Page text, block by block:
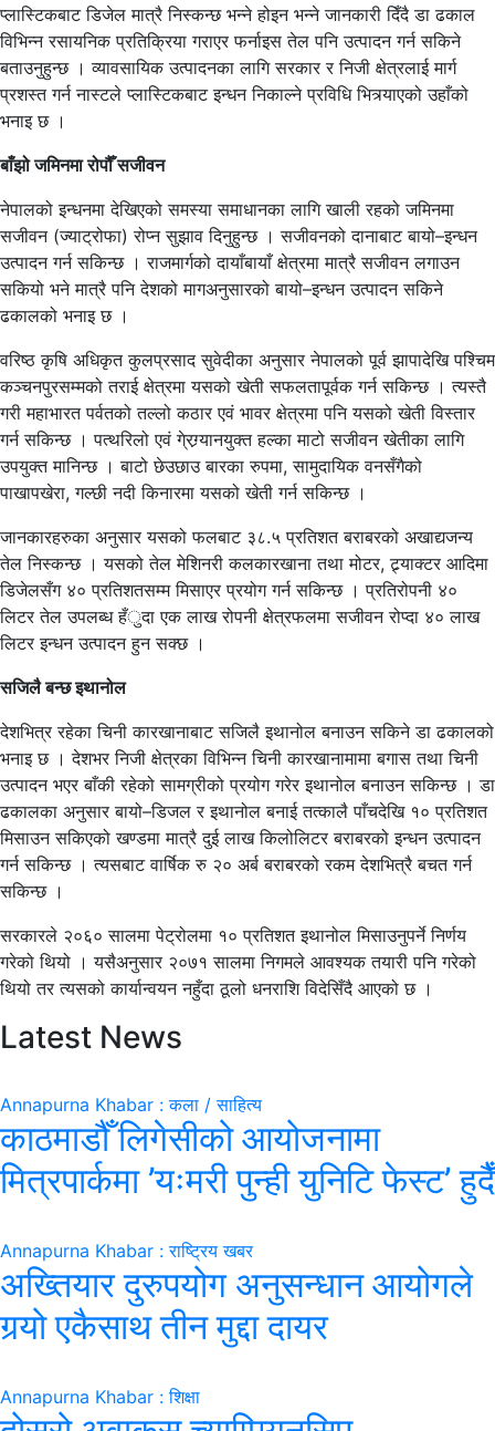
प्लास्टिकबाट डिजेल मात्रै निस्कन्छ भन्ने होइन भन्ने जानकारी दिँदै डा ढकाल
विभिन्न रसायनिक प्रतिक्रिया गराएर फर्नाइस तेल पनि उत्पादन गर्न सकिने
बताउनुहुन्छ । व्यावसायिक उत्पादनका लागि सरकार र निजी क्षेत्रलाई मार्ग
प्रशस्त गर्न नास्टले प्लास्टिकबाट इन्धन निकाल्ने प्रविधि भित्र्याएको उहाँको
भनाइ छ ।
बाँझो जमिनमा रोपौँ सजीवन
नेपालको इन्धनमा देखिएको समस्या समाधानका लागि खाली रहको जमिनमा
सजीवन (ज्याट्रोफा) रोप्न सुझाव दिनुहुन्छ । सजीवनको दानाबाट बायो–इन्धन
उत्पादन गर्न सकिन्छ । राजमार्गको दायाँबायाँ क्षेत्रमा मात्रै सजीवन लगाउन
सकियो भने मात्रै पनि देशको मागअनुसारको बायो–इन्धन उत्पादन सकिने
ढकालको भनाइ छ ।
वरिष्ठ कृषि अधिकृत कुलप्रसाद सुवेदीका अनुसार नेपालको पूर्व झापादेखि पश्चिम
कञ्चनपुरसम्मको तराई क्षेत्रमा यसको खेती सफलतापूर्वक गर्न सकिन्छ । त्यस्तै
गरी महाभारत पर्वतको तल्लो कठार एवं भावर क्षेत्रमा पनि यसको खेती विस्तार
गर्न सकिन्छ । पत्थरिलो एवं गे्रग्र्यानयुक्त हल्का माटो सजीवन खेतीका लागि
उपयुक्त मानिन्छ । बाटो छेउछाउ बारका रुपमा, सामुदायिक वनसँगैको
पाखापखेरा, गल्छी नदी किनारमा यसको खेती गर्न सकिन्छ ।
जानकारहरुका अनुसार यसको फलबाट ३८.५ प्रतिशत बराबरको अखाद्यजन्य
तेल निस्कन्छ । यसको तेल मेशिनरी कलकारखाना तथा मोटर, ट्र्याक्टर आदिमा
डिजेलसँग ४० प्रतिशतसम्म मिसाएर प्रयोग गर्न सकिन्छ । प्रतिरोपनी ४०
लिटर तेल उपलब्ध हँुदा एक लाख रोपनी क्षेत्रफलमा सजीवन रोप्दा ४० लाख
लिटर इन्धन उत्पादन हुन सक्छ ।
सजिलै बन्छ इथानोल
देशभित्र रहेका चिनी कारखानाबाट सजिलै इथानोल बनाउन सकिने डा ढकालको
भनाइ छ । देशभर निजी क्षेत्रका विभिन्न चिनी कारखानामामा बगास तथा चिनी
उत्पादन भएर बाँकी रहेको सामग्रीको प्रयोग गरेर इथानोल बनाउन सकिन्छ । डा
ढकालका अनुसार बायो–डिजल र इथानोल बनाई तत्कालै पाँचदेखि १० प्रतिशत
मिसाउन सकिएको खण्डमा मात्रै दुई लाख किलोलिटर बराबरको इन्धन उत्पादन
गर्न सकिन्छ । त्यसबाट वार्षिक रु २० अर्ब बराबरको रकम देशभित्रै बचत गर्न
सकिन्छ ।
सरकारले २०६० सालमा पेट्रोलमा १० प्रतिशत इथानोल मिसाउनुपर्ने निर्णय
गरेको थियो । यसैअनुसार २०७१ सालमा निगमले आवश्यक तयारी पनि गरेको
थियो तर त्यसको कार्यान्वयन नहुँदा ठूलो धनराशि विदेसिँदै आएको छ ।
Latest News
Annapurna Khabar : कला / साहित्य
काठमाडौँ लिगेसीको आयोजनामा
मित्रपार्कमा ’यःमरी पुन्ही युनिटि फेस्ट’ हुदैँ
Annapurna Khabar : राष्ट्रिय खबर
अख्तियार दुरुपयोग अनुसन्धान आयोगले
गर्‍यो एकैसाथ तीन मुद्दा दायर
Annapurna Khabar : शिक्षा